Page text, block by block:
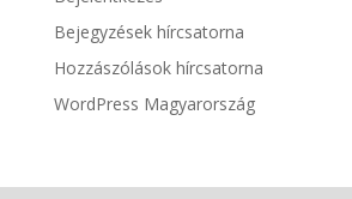
Bejegyzések hírcsatorna
Hozzászólások hírcsatorna
WordPress Magyarország